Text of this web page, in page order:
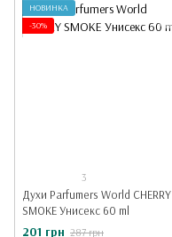
НОВИНКА
-30%
3
Духи Parfumers World CHERRY
SMOKE Унисекс 60 ml
201 грн 287 грн